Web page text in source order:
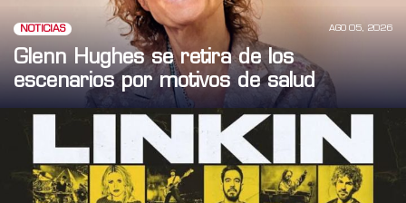
NOTICIAS AGO 05, 2026
Glenn Hughes se retira de los
escenarios por motivos de salud